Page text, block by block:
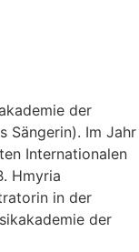
der
Sängerin). Im Jahr
Internationalen
Hmyria
in der
der